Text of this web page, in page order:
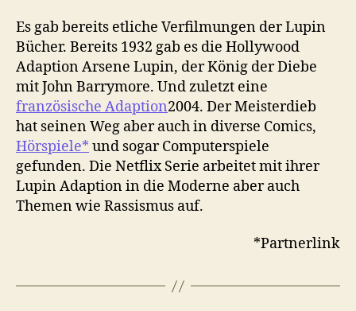
Es gab bereits etliche Verfilmungen der Lupin
Bücher. Bereits 1932 gab es die Hollywood
Adaption Arsene Lupin, der König der Diebe
mit John Barrymore. Und zuletzt eine
französische Adaption2004. Der Meisterdieb
hat seinen Weg aber auch in diverse Comics,
Hörspiele* und sogar Computerspiele
gefunden. Die Netflix Serie arbeitet mit ihrer
Lupin Adaption in die Moderne aber auch
Themen wie Rassismus auf.
*Partnerlink